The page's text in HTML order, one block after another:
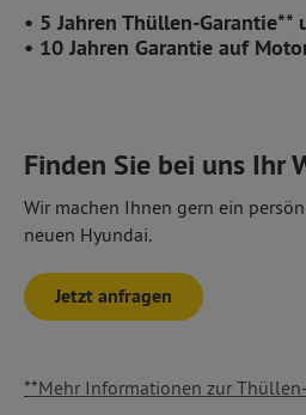
• 5 Jahren Thüllen-Garantie**
• 10 Jahren Garantie auf
Finden Sie bei uns Ihr
Wir machen Ihnen gern ein
neuen Hyundai.
Jetzt anfragen
**Mehr Informationen zur